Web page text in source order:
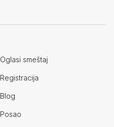
Oglasi smeštaj
Registracija
Blog
Posao